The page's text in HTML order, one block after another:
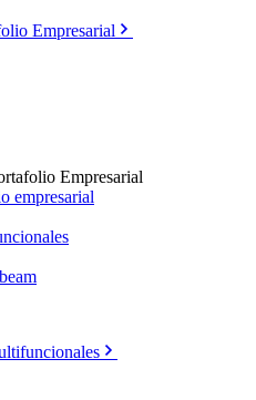
Empresarial
Empresarial
empresarial